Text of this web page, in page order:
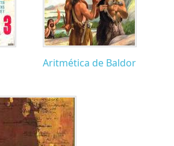
Aritmética de Baldor